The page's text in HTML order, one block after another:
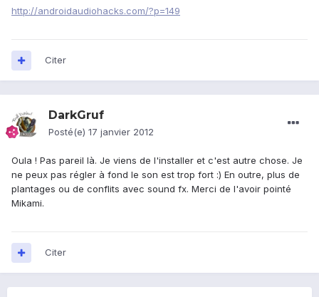
http://androidaudiohacks.com/?p=149
Citer
DarkGruf
Posté(e) 17 janvier 2012
Oula ! Pas pareil là. Je viens de l'installer et c'est autre chose. Je
ne peux pas régler à fond le son est trop fort :) En outre, plus de
plantages ou de conflits avec sound fx. Merci de l'avoir pointé
Mikami.
Citer